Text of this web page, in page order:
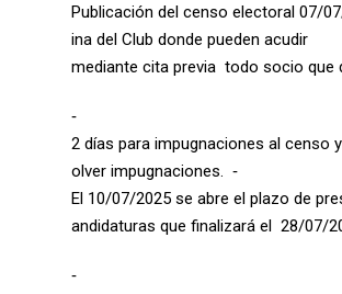
Publicación del censo electoral 07/
ina del Club donde pueden acudir
mediante cita previa todo socio que
‐
2 días para impugnaciones al censo
olver impugnaciones. ‐
El 10/07/2025 se abre el plazo de
andidaturas que finalizará el 28/07/
‐